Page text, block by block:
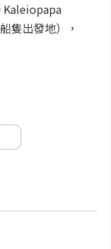
Kaleiopapa
隻出發地），